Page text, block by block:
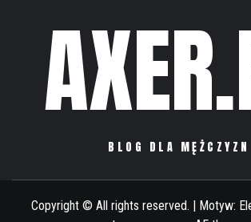
BLOG DLA MĘŻCZYZN
Copyright © All rights reserved. | Motyw: